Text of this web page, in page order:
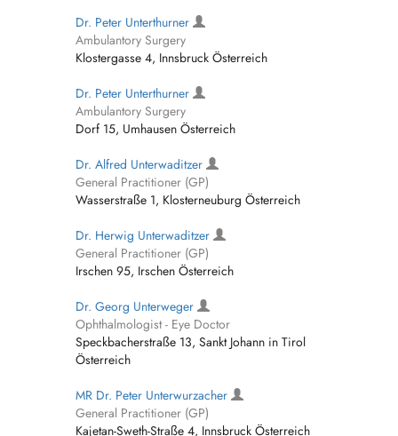
Dr. Peter Unterthurner
Ambulantory Surgery
Klostergasse 4, Innsbruck Österreich
Dr. Peter Unterthurner
Ambulantory Surgery
Dorf 15, Umhausen Österreich
Dr. Alfred Unterwaditzer
General Practitioner (GP)
Wasserstraße 1, Klosterneuburg Österreich
Dr. Herwig Unterwaditzer
General Practitioner (GP)
Irschen 95, Irschen Österreich
Dr. Georg Unterweger
Ophthalmologist - Eye Doctor
Speckbacherstraße 13, Sankt Johann in Tirol
Österreich
MR Dr. Peter Unterwurzacher
General Practitioner (GP)
Kajetan-Sweth-Straße 4, Innsbruck Österreich